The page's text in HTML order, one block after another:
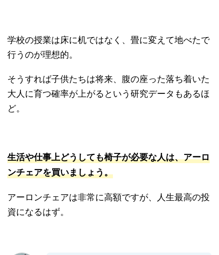
学校の授業は床に机ではなく、畳に変えて地べたで
行うのが理想的。
そうすれば子供たちは将来、腹の座った落ち着いた
大人に育つ確率が上がるという研究データもあるほ
ど。
生活や仕事上どうしても椅子が必要な人は、アーロ
ンチェアを買いましょう。
アーロンチェアは非常に高額ですが、人生最高の投
資になるはず。